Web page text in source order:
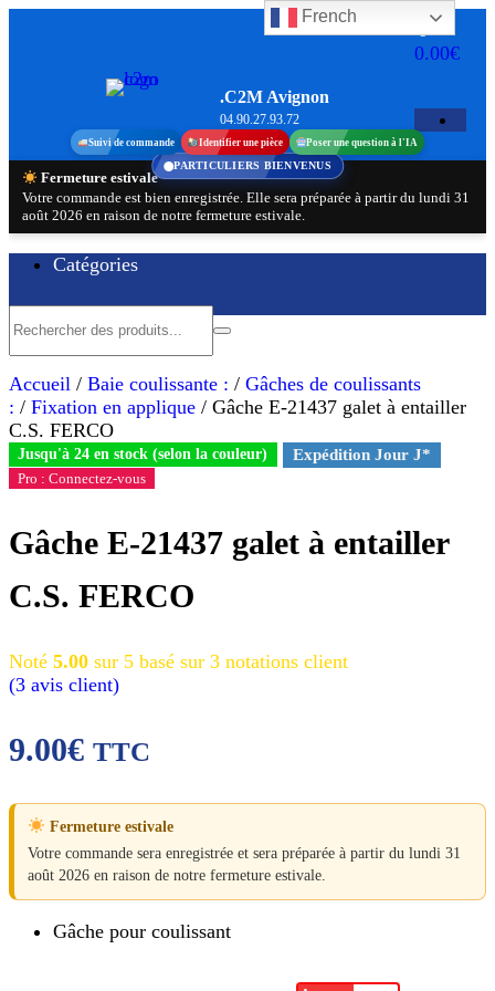
.C2M Avignon
04.90.27.93.72
0
0.00€
Suivi de commande Identifier une pièce Poser une question à l'IA
Fermeture estivale
Votre commande est bien enregistrée. Elle sera préparée à partir du lundi 31
août 2026 en raison de notre fermeture estivale.
Catégories
Accueil / Baie coulissante : / Gâches de coulissants
: / Fixation en applique / Gâche E-21437 galet à entailler
C.S. FERCO
Jusqu'à 24 en stock (selon la couleur) Expédition Jour J*
Pro : Connectez-vous
Gâche E-21437 galet à entailler
C.S. FERCO
Noté 5.00 sur 5 basé sur 3 notations client
(3 avis client)
9.00€ TTC
Fermeture estivale
Votre commande sera enregistrée et sera préparée à partir du lundi 31
août 2026 en raison de notre fermeture estivale.
Gâche pour coulissant
French
PARTICULIERS BIENVENUS